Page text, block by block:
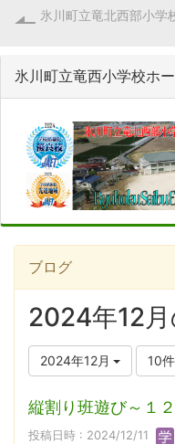
氷川町立竜北西部小学
氷川町立竜西小学校ホ
ブログ
2024年12
2024年12月 10件
縦割り班遊び～１
投稿日時 : 2024/12/11